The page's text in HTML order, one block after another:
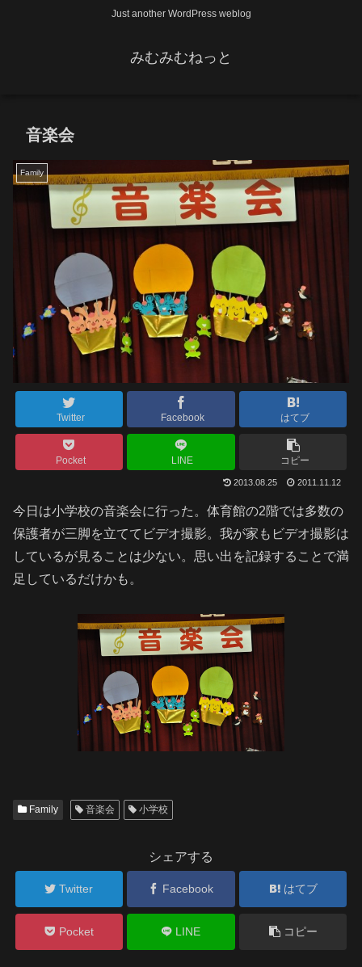
Just another WordPress weblog
みむみむねっと
音楽会
Family
Twitter Facebook はてブ
Pocket LINE コピー
2013.08.25 2011.11.12
今日は小学校の音楽会に行った。体育館の2階では多数の
保護者が三脚を立ててビデオ撮影。我が家もビデオ撮影は
しているが見ることは少ない。思い出を記録することで満
足しているだけかも。
Family 音楽会 小学校
シェアする
Twitter Facebook はてブ
Pocket LINE コピー